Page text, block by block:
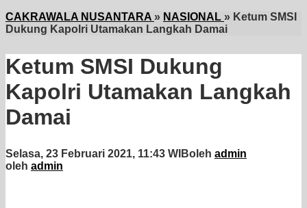
CAKRAWALA NUSANTARA » NASIONAL » Ketum SMSI
Dukung Kapolri Utamakan Langkah Damai
Ketum SMSI Dukung
Kapolri Utamakan Langkah
Damai
Selasa, 23 Februari 2021, 11:43 WIBoleh admin
oleh admin